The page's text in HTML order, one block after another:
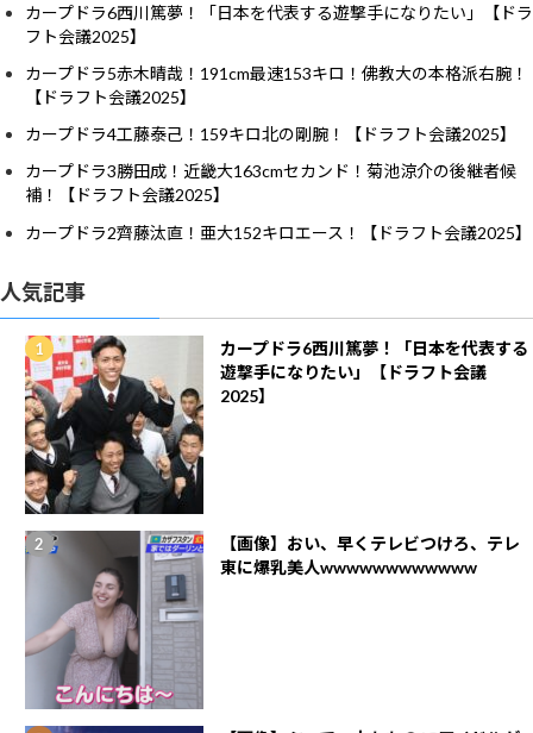
カープドラ6西川篤夢！「日本を代表する遊撃手になりたい」【ドラ
フト会議2025】
カープドラ5赤木晴哉！191cm最速153キロ！佛教大の本格派右腕！
【ドラフト会議2025】
カープドラ4工藤泰己！159キロ北の剛腕！【ドラフト会議2025】
カープドラ3勝田成！近畿大163cmセカンド！菊池涼介の後継者候
補！【ドラフト会議2025】
カープドラ2齊藤汰直！亜大152キロエース！【ドラフト会議2025】
人気記事
カープドラ6西川篤夢！「日本を代表する
遊撃手になりたい」【ドラフト会議
2025】
【画像】おい、早くテレビつけろ、テレ
東に爆乳美人wwwwwwwwwwww